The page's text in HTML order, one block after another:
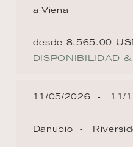
a Viena
desde 8,565.00
DISPONIBILIDAD
11/05/2026 11/
Danubio